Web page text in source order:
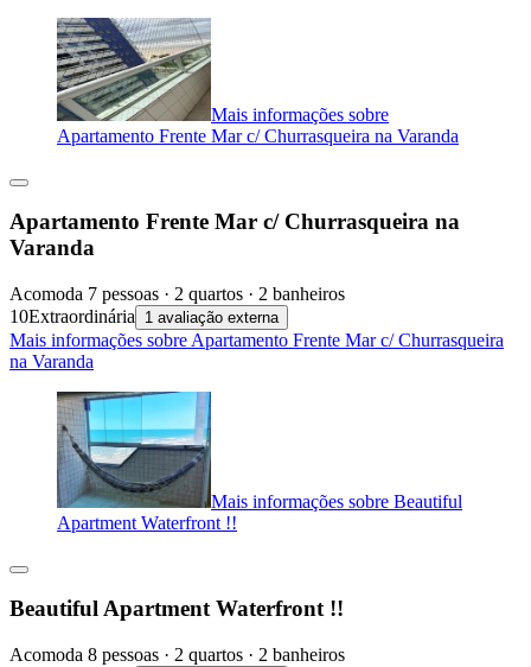
Mais informações sobre
Apartamento Frente Mar c/ Churrasqueira na Varanda
Apartamento Frente Mar c/ Churrasqueira na
Varanda
Acomoda 7 pessoas · 2 quartos · 2 banheiros
10Extraordinária 1 avaliação externa
Mais informações sobre Apartamento Frente Mar c/ Churrasqueira
na Varanda
Mais informações sobre Beautiful
Apartment Waterfront !!
Beautiful Apartment Waterfront !!
Acomoda 8 pessoas · 2 quartos · 2 banheiros